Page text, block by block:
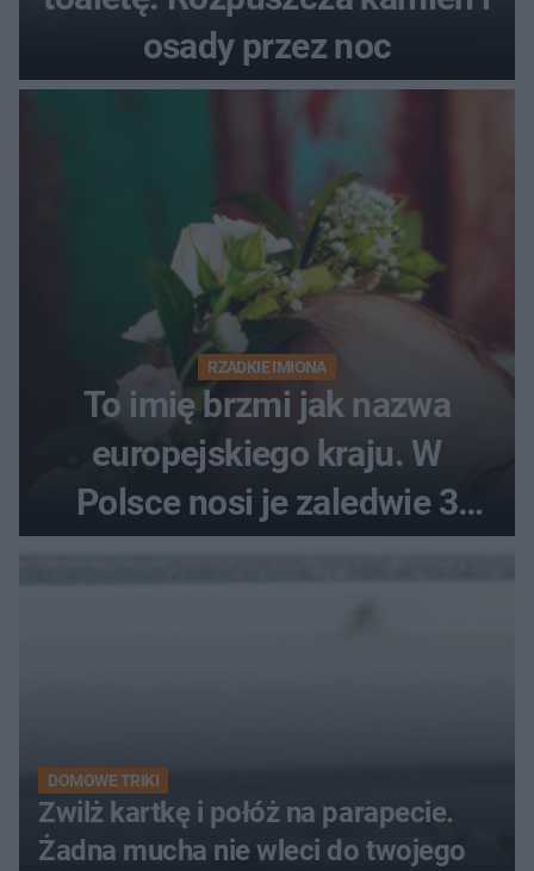
osady przez noc
RZADKIE IMIONA
To imię brzmi jak nazwa
europejskiego kraju. W
Polsce nosi je zaledwie 3
DOMOWE TRIKI
Zwilż kartkę i połóż na parapecie.
Żadna mucha nie wleci do twojego